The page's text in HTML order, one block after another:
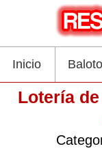
Inicio Baloto
Lotería